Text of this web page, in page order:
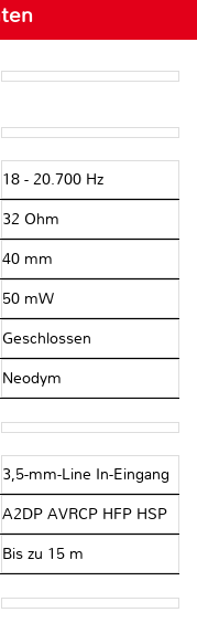
18 - 20.700 Hz
32 Ohm
40 mm
50 mW
Geschlossen
Neodym
3,5-mm-Line In-Eingang
A2DP AVRCP HFP HSP
Bis zu 15 m